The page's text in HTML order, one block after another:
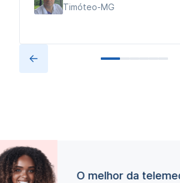
Timóteo-MG
O melhor da telemedicina!